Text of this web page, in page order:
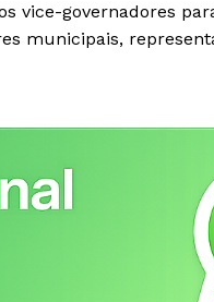
A
vice-governadores
municipais,